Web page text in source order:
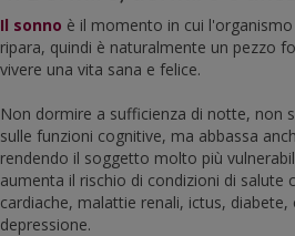
Il sonno è il momento in cui
ripara, quindi è naturalmente un pezzo
vivere una vita sana e felice.
Non dormire a sufficienza di notte, non
sulle funzioni cognitive, ma abbassa
rendendo il soggetto molto più
aumenta il rischio di condizioni di salute
cardiache, malattie renali, ictus,
depressione.